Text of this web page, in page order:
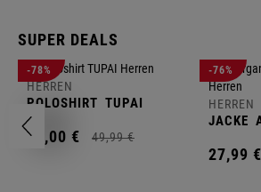
SUPER DEALS
-78%
HERREN
POLOSHIRT TUPAI
11,00 € 49,99 €
-76%
HERREN
JACKE
27,99 €